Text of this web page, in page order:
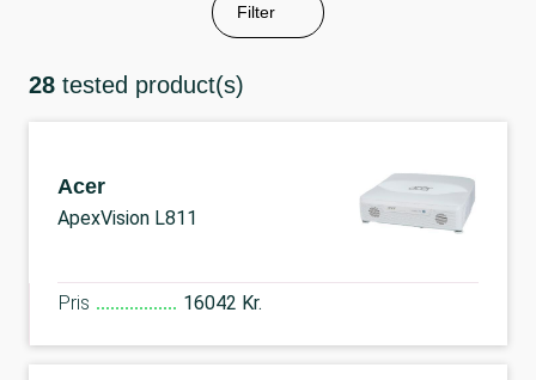
Filter
28 tested product(s)
Acer
ApexVision L811
Pris 16042 Kr.